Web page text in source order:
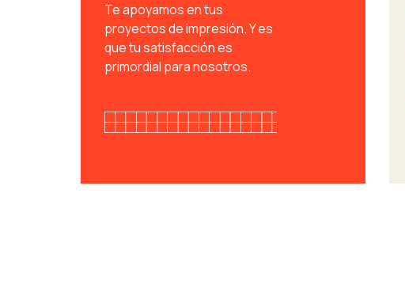
Te apoyamos en tus
proyectos de impresión. Y es
que tu satisfacción es
primordial para nosotros.